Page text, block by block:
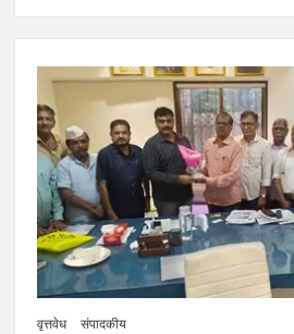
वृत्तवेध संपादकीय